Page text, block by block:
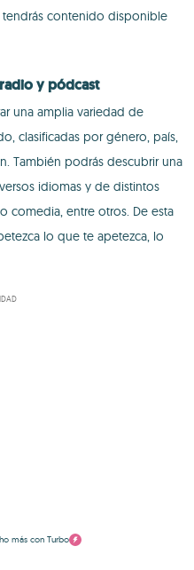
contenido disponible
y pódcast
una amplia variedad de
clasificadas por género, país,
También podrás descubrir una
idiomas y de distintos
comedia, entre otros. De esta
lo que te apetezca, lo
más con Turbo